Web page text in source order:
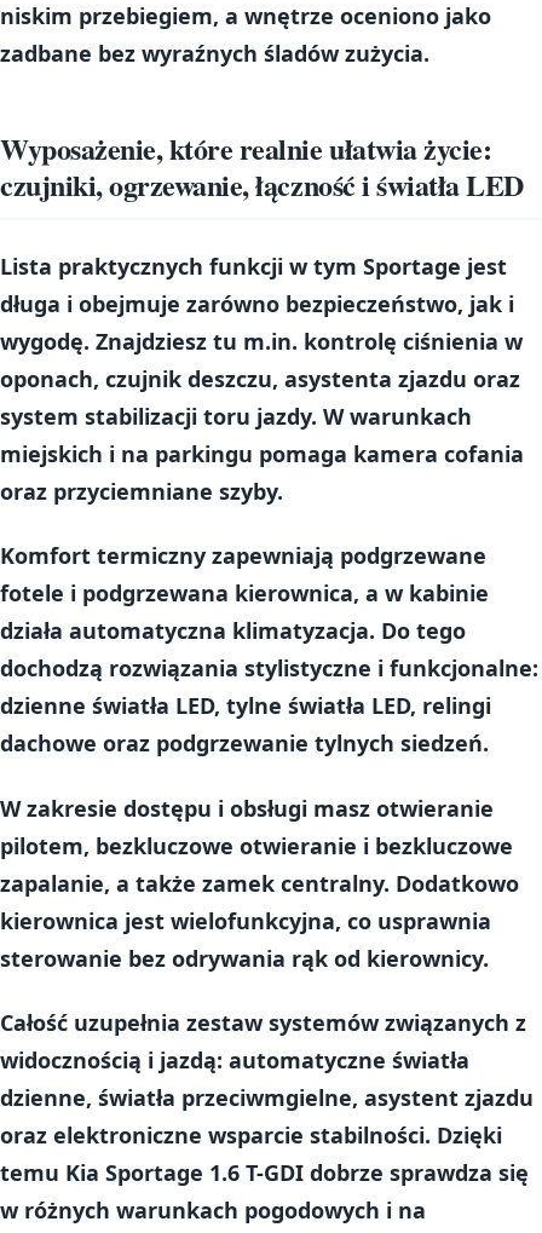
niskim przebiegiem, a wnętrze oceniono jako
zadbane bez wyraźnych śladów zużycia.
Wyposażenie, które realnie ułatwia życie:
czujniki, ogrzewanie, łączność i światła LED
Lista praktycznych funkcji w tym Sportage jest
długa i obejmuje zarówno bezpieczeństwo, jak i
wygodę. Znajdziesz tu m.in. kontrolę ciśnienia w
oponach, czujnik deszczu, asystenta zjazdu oraz
system stabilizacji toru jazdy. W warunkach
miejskich i na parkingu pomaga kamera cofania
oraz przyciemniane szyby.
Komfort termiczny zapewniają podgrzewane
fotele i podgrzewana kierownica, a w kabinie
działa automatyczna klimatyzacja. Do tego
dochodzą rozwiązania stylistyczne i funkcjonalne:
dzienne światła LED, tylne światła LED, relingi
dachowe oraz podgrzewanie tylnych siedzeń.
W zakresie dostępu i obsługi masz otwieranie
pilotem, bezkluczowe otwieranie i bezkluczowe
zapalanie, a także zamek centralny. Dodatkowo
kierownica jest wielofunkcyjna, co usprawnia
sterowanie bez odrywania rąk od kierownicy.
Całość uzupełnia zestaw systemów związanych z
widocznością i jazdą: automatyczne światła
dzienne, światła przeciwmgielne, asystent zjazdu
oraz elektroniczne wsparcie stabilności. Dzięki
temu Kia Sportage 1.6 T-GDI dobrze sprawdza się
w różnych warunkach pogodowych i na